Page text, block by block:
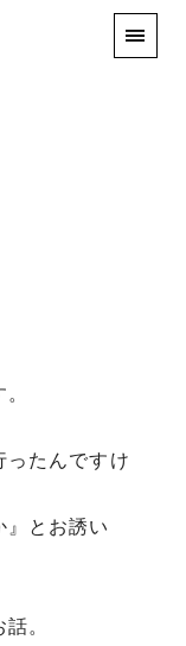
ったんですけ
』とお誘い
。